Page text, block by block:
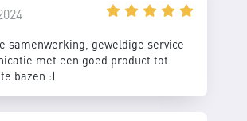
samenwerking, geweldige service
met een goed product tot
bazen :)